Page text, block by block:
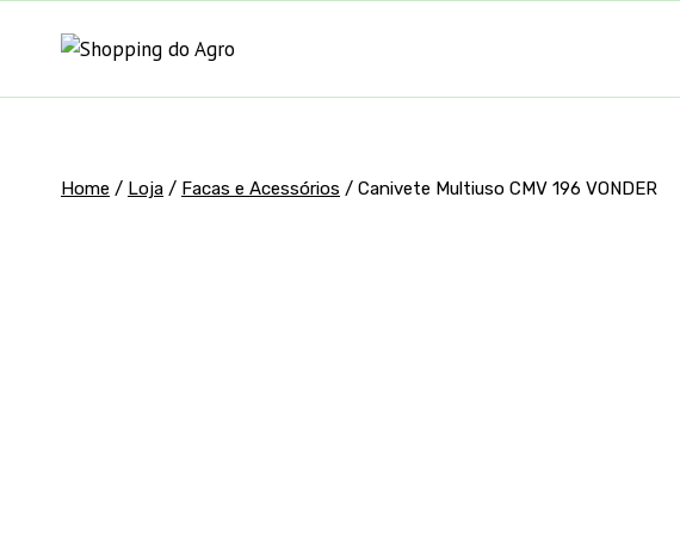
Home / Loja / Facas e Acessórios / Canivete Multiuso CMV 196 VONDER